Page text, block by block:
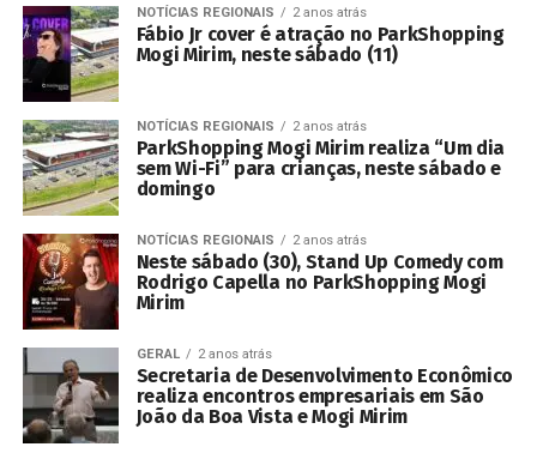
NOTÍCIAS REGIONAIS 2 anos atrás
Fábio Jr cover é atração no ParkShopping
Mogi Mirim, neste sábado (11)
NOTÍCIAS REGIONAIS 2 anos atrás
ParkShopping Mogi Mirim realiza “Um dia
sem Wi-Fi” para crianças, neste sábado e
domingo
NOTÍCIAS REGIONAIS 2 anos atrás
Neste sábado (30), Stand Up Comedy com
Rodrigo Capella no ParkShopping Mogi
Mirim
GERAL 2 anos atrás
Secretaria de Desenvolvimento Econômico
realiza encontros empresariais em São
João da Boa Vista e Mogi Mirim